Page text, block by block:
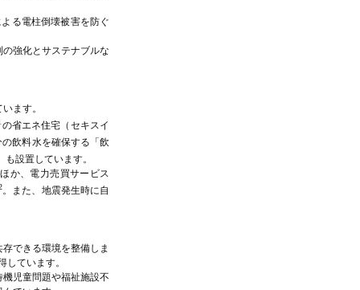
る電柱倒壊被害を防ぐ
強化とサステナブルな
ます。
の省エネ住宅（セキスイ
飲料水を確保する「飲
設置しています。
か、電力売買サービス
。また、地震発生時に自
できる環境を整備しま
ています。
児童問題や福祉施設不